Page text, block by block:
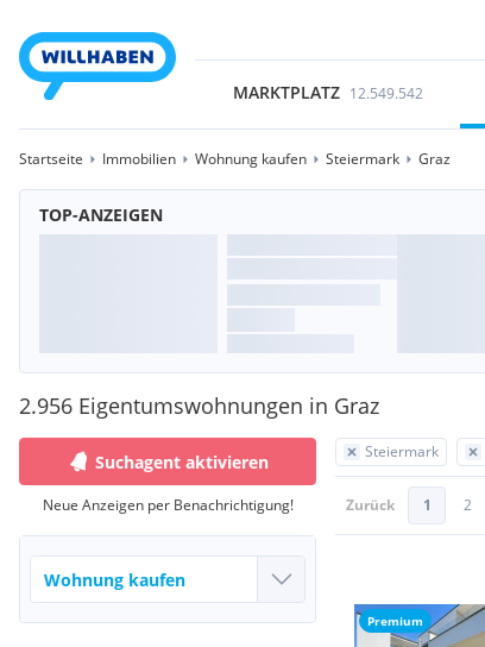
MARKTPLATZ 12.549.542
Startseite Immobilien Wohnung kaufen Steiermark Graz
TOP-ANZEIGEN
2.956 Eigentumswohnungen in Graz
Suchagent aktivieren
Neue Anzeigen per Benachrichtigung!
Steiermark
Zurück 1 2
Premium